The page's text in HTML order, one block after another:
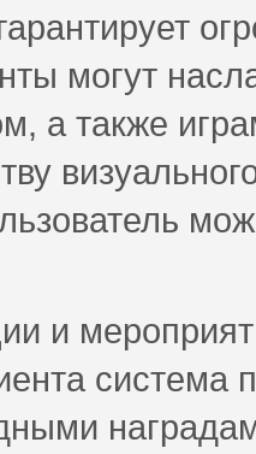
могут
а также
и
система